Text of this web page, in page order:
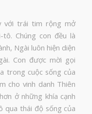
với trái tim rộng mở
Chúng con đều là
Ngài luôn hiện diện
Con được mời gọi
trong cuộc sống của
cho vinh danh Thiên
ở những khía cạnh
qua thái độ sống của